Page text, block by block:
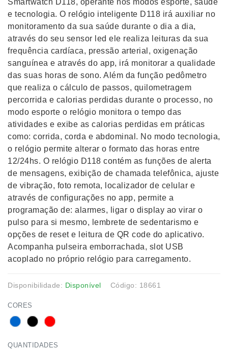
Smartwatch D118, operante nos modos esporte, saúde
e tecnologia. O relógio inteligente D118 irá auxiliar no
monitoramento da sua saúde durante o dia a dia,
através do seu sensor led ele realiza leituras da sua
frequência cardíaca, pressão arterial, oxigenação
sanguínea e através do app, irá monitorar a qualidade
das suas horas de sono. Além da função pedômetro
que realiza o cálculo de passos, quilometragem
percorrida e calorias perdidas durante o processo, no
modo esporte o relógio monitora o tempo das
atividades e exibe as calorias perdidas em práticas
como: corrida, corda e abdominal. No modo tecnologia,
o relógio permite alterar o formato das horas entre
12/24hs. O relógio D118 contém as funções de alerta
de mensagens, exibição de chamada telefônica, ajuste
de vibração, foto remota, localizador de celular e
através de configurações no app, permite a
programação de: alarmes, ligar o display ao virar o
pulso para si mesmo, lembrete de sedentarismo e
opções de reset e leitura de QR code do aplicativo.
Acompanha pulseira emborrachada, slot USB
acoplado no próprio relógio para carregamento.
Disponibilidade: Disponível Código: 18661
CORES
QUANTIDADES